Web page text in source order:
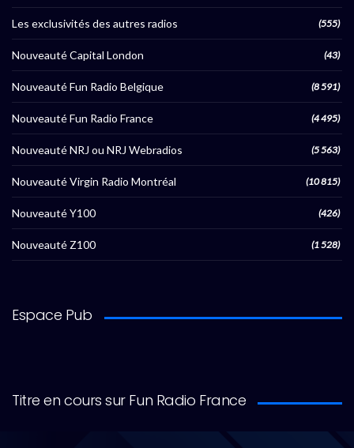
Les exclusivités des autres radios (555)
Nouveauté Capital London (43)
Nouveauté Fun Radio Belgique (8 591)
Nouveauté Fun Radio France (4 495)
Nouveauté NRJ ou NRJ Webradios (5 563)
Nouveauté Virgin Radio Montréal (10 815)
Nouveauté Y100 (426)
Nouveauté Z100 (1 528)
Espace Pub
Titre en cours sur Fun Radio France